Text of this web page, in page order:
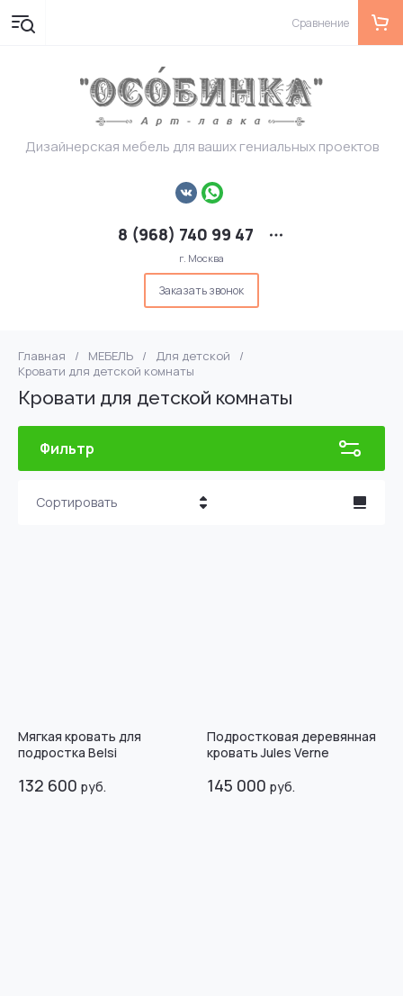
Дизайнерская мебель для ваших гениальных проектов
8 (968) 740 99 47
г. Москва
Заказать звонок
Сравнение
Главная / МЕБЕЛЬ / Для детской
/
Кровати для детской комнаты
Кровати для детской комнаты
Фильтр
Сортировать
Мягкая кровать для
подростка Belsi
132 600 руб.
Подростковая деревянная
кровать Jules Verne
145 000 руб.